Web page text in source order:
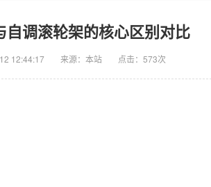
自调滚轮架的核心区别对比
12:44:17 来源：本站 点击：573次